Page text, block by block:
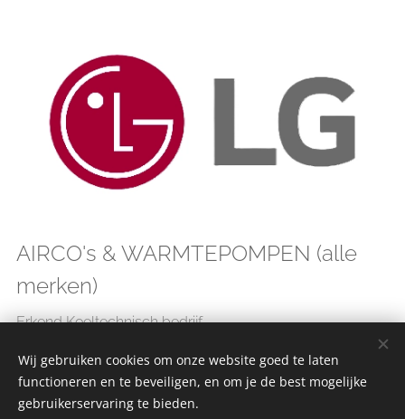
AIRCO's & WARMTEPOMPEN (alle
merken)
Erkend Koeltechnisch bedrijf.
Erkend koeltechnicus.
Erkend RESCert installateur WARMTEPOMPEN.
Wij gebruiken cookies om onze website goed te laten
functioneren en te beveiligen, en om je de best mogelijke
gebruikerservaring te bieden.